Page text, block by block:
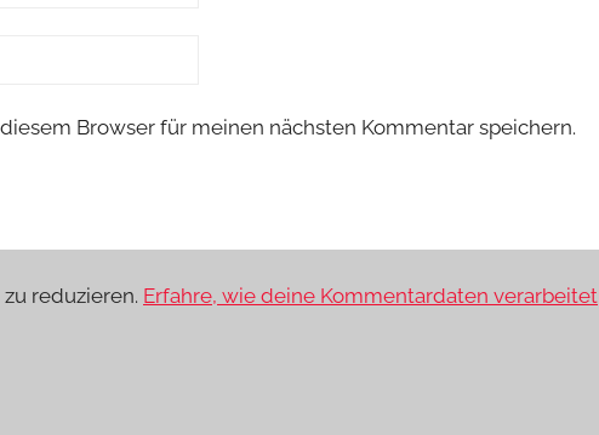
Browser für meinen nächsten Kommentar speichern.
reduzieren. Erfahre, wie deine Kommentardaten verarbeitet